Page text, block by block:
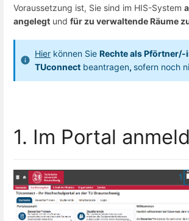
Voraussetzung ist, Sie sind im HIS-System
angelegt und für zu verwaltende Räume
Hier können Sie Rechte als Pförtner/-
TUconnect beantragen, sofern noch
1. Im Portal